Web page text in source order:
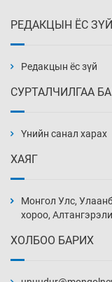
РЕДАКЦЫН ЁС ЗҮЙ
Редакцын ёс зүй
СУРТАЛЧИЛГАА
Үнийн санал харах
ХАЯГ
Монгол Улс,
хороо,
ХОЛБОО БАРИХ